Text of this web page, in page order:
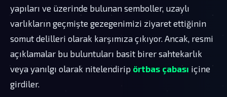
yapıları ve üzerinde bulunan semboller, uzaylı
varlıkların geçmişte gezegenimizi ziyaret ettiğinin
somut delilleri olarak karşımıza çıkıyor. Ancak, resmi
açıklamalar bu buluntuları basit birer sahtekarlık
veya yanılgı olarak nitelendirip örtbas çabası içine
girdiler.